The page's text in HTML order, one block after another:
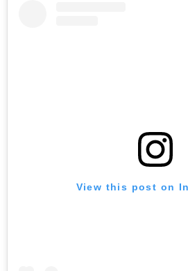
View this post on